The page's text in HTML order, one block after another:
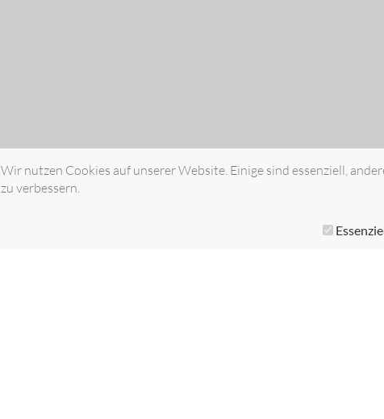
Wir nutzen Cookies auf unserer Website. Einige sind essenziell,
zu verbessern.